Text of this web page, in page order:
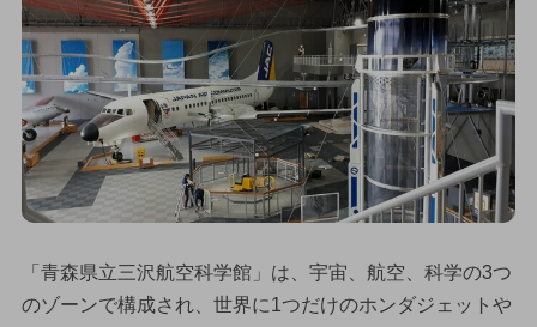
「青森県立三沢航空科学館」は、宇宙、航空、科学の3つ
のゾーンで構成され、世界に1つだけのホンダジェットや